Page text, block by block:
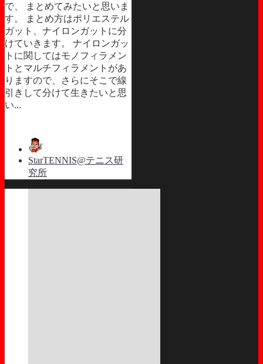
で、 まとめてみたいと思いま
す。 まとめ方はポリエステル
ガット、ナイロンガットに分
けていきます。 ナイロンガッ
トに関してはモノフィラメン
トとマルチフィラメントがあ
りますので、さらにそこで線
引きして分けて生きたいと思
い...
StarTENNIS@テニス研
究所